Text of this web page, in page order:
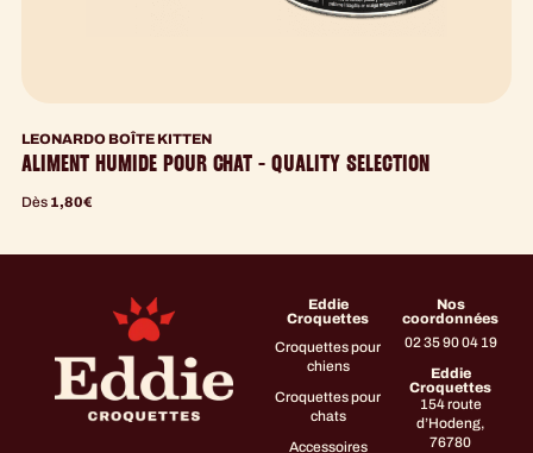
LEONARDO BOÎTE KITTEN
ALIMENT HUMIDE POUR CHAT - QUALITY SELECTION
Dès 1,80€
Eddie
Croquettes
Croquettes pour
chiens
Croquettes pour
chats
Accessoires
Nos
coordonnées
02 35 90 04 19
Eddie
Croquettes
154 route
d’Hodeng,
76780